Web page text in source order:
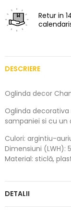
Retur in
DESCRIERE
Oglinda decor
Oglinda
sampaniei si cu un
Culori: argintiu-
Dimensiuni (LWH):
Material: sticlă,
DETALII